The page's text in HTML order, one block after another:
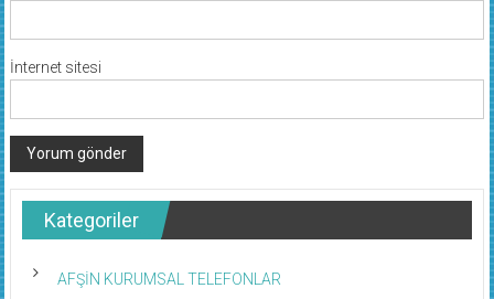
İnternet sitesi
Kategoriler
AFŞİN KURUMSAL TELEFONLAR